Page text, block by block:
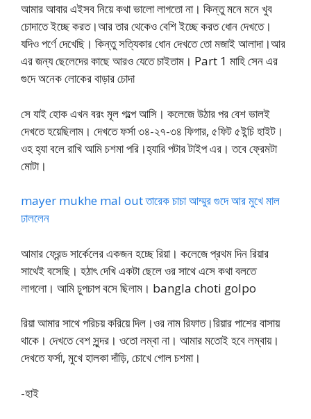
আমার আবার এইসব নিয়ে কথা ভালো লাগতো না। কিন্তু মনে মনে খুব
চোদাতে ইচ্ছে করত।আর তার থেকেও বেশি ইচ্ছে করত ধোন দেখতে।
যদিও পর্ণে দেখেছি। কিন্তু সত্যিকার ধোন দেখতে তো মজাই আলাদা।আর
এর জন্য ছেলেদের কাছে আরও যেতে চাইতাম। Part 1 মাহি সেন এর
গুদে অনেক লোকের বাড়ার চোদা
সে যাই হোক এখন বরং মূল গল্পে আসি। কলেজে উঠার পর বেশ ভালই
দেখতে হয়েছিলাম। দেখতে ফর্সা ৩৪-২৭-৩৪ ফিগার, ৫ফিট ৫ইন্চি হাইট।
ওহ হ্যা বলে রাখি আমি চশমা পরি।হ্যারি পটার টাইপ এর। তবে ফ্রেমটা
মোটা।
mayer mukhe mal out তারেক চাচা আম্মুর গুদে আর মুখে মাল
ঢাললেন
আমার ফ্রেন্ড সার্কেলের একজন হচ্ছে রিয়া। কলেজে প্রথম দিন রিয়ার
সাথেই বসেছি। হঠাৎ দেখি একটা ছেলে ওর সাথে এসে কথা বলতে
লাগলো। আমি চুপচাপ বসে ছিলাম। bangla choti golpo
রিয়া আমার সাথে পরিচয় করিয়ে দিল।ওর নাম রিফাত।রিয়ার পাশের বাসায়
থাকে। দেখতে বেশ সুন্দর। ওতো লম্বা না। আমার মতোই হবে লম্বায়।
দেখতে ফর্সা, মুখে হালকা দাঁড়ি, চোখে গোল চশমা।
-হাই